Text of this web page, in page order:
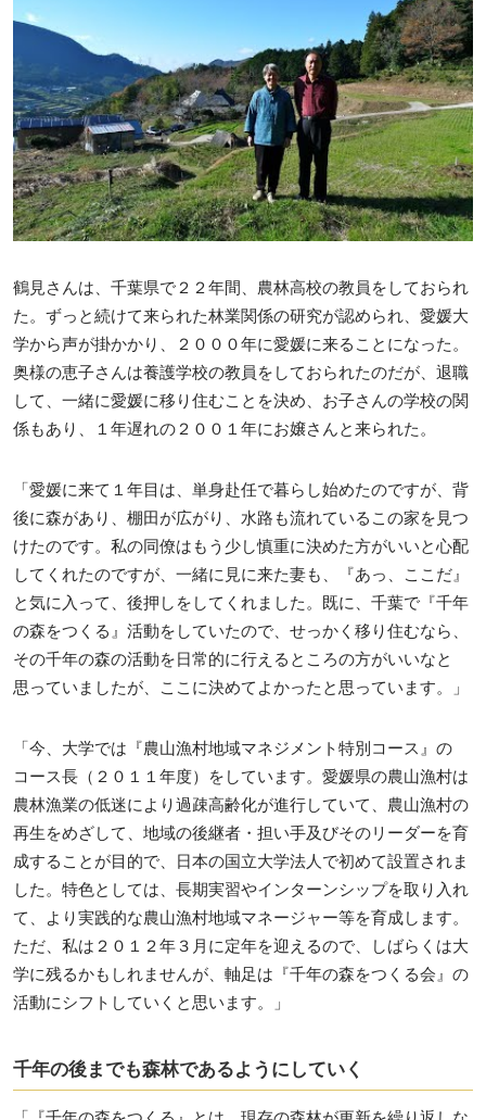
鶴見さんは、千葉県で２２年間、農林高校の教員をしておられ
た。ずっと続けて来られた林業関係の研究が認められ、愛媛大
学から声が掛かかり、２０００年に愛媛に来ることになった。
奥様の恵子さんは養護学校の教員をしておられたのだが、退職
して、一緒に愛媛に移り住むことを決め、お子さんの学校の関
係もあり、１年遅れの２００１年にお嬢さんと来られた。
「愛媛に来て１年目は、単身赴任で暮らし始めたのですが、背
後に森があり、棚田が広がり、水路も流れているこの家を見つ
けたのです。私の同僚はもう少し慎重に決めた方がいいと心配
してくれたのですが、一緒に見に来た妻も、『あっ、ここだ』
と気に入って、後押しをしてくれました。既に、千葉で『千年
の森をつくる』活動をしていたので、せっかく移り住むなら、
その千年の森の活動を日常的に行えるところの方がいいなと
思っていましたが、ここに決めてよかったと思っています。」
「今、大学では『農山漁村地域マネジメント特別コース』の
コース長（２０１１年度）をしています。愛媛県の農山漁村は
農林漁業の低迷により過疎高齢化が進行していて、農山漁村の
再生をめざして、地域の後継者・担い手及びそのリーダーを育
成することが目的で、日本の国立大学法人で初めて設置されま
した。特色としては、長期実習やインターンシップを取り入れ
て、より実践的な農山漁村地域マネージャー等を育成します。
ただ、私は２０１２年３月に定年を迎えるので、しばらくは大
学に残るかもしれませんが、軸足は『千年の森をつくる会』の
活動にシフトしていくと思います。」
千年の後までも森林であるようにしていく